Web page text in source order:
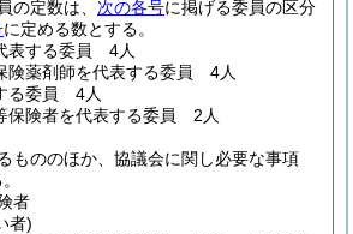
の定数は、 次の各号に掲げる委員の区分
に定める数とする。
表する委員 4人
険薬剤師を代表する委員 4人
る委員 4人
保険者を代表する委員 2人
もののほか、協議会に関し必要な事項
者
者)